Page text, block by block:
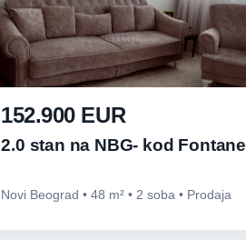
152.900 EUR
2.0 stan na NBG- kod Fontane
Novi Beograd • 48 m² • 2 soba • Prodaja